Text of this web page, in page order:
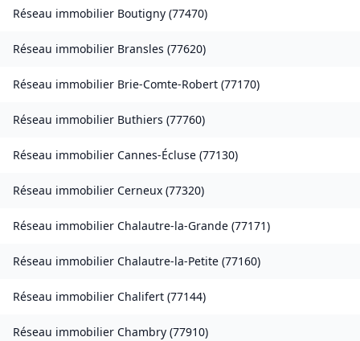
Réseau immobilier Boutigny (77470)
Réseau immobilier Bransles (77620)
Réseau immobilier Brie-Comte-Robert (77170)
Réseau immobilier Buthiers (77760)
Réseau immobilier Cannes-Écluse (77130)
Réseau immobilier Cerneux (77320)
Réseau immobilier Chalautre-la-Grande (77171)
Réseau immobilier Chalautre-la-Petite (77160)
Réseau immobilier Chalifert (77144)
Réseau immobilier Chambry (77910)